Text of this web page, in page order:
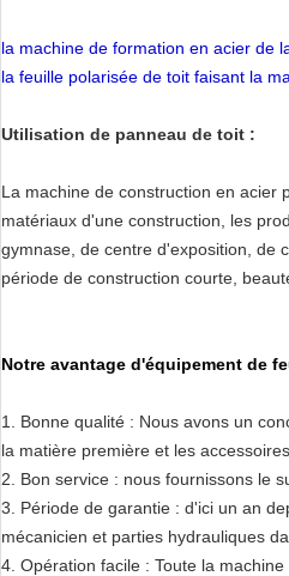
la machine de formation en acier de
la feuille polarisée de toit faisant la
Utilisation de panneau de toit :
La machine de construction en acier
matériaux d'une construction, les
gymnase, de centre d'exposition, de
période de construction courte,
Notre avantage d'équipement de
1. Bonne qualité : Nous avons un
la matière première et les
2. Bon service : nous fournissons le
3. Période de garantie : d'ici un an
mécanicien et parties hydrauliques
4. Opération facile : Toute la